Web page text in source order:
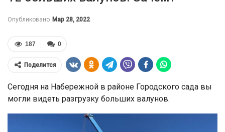
Опубликовано Мар 28, 2022
0
187
Поделится
Сегодня на Набережной в районе Городского сада вы
могли видеть разгрузку больших валунов.